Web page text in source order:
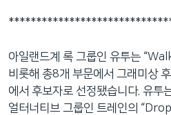
이
션
으
아일랜드계 록 그룹인 유투는
비롯해 총8개 부문에서 그래미상
에서 후보자로 선정됐습니다. 유투
얼터너티브 그룹인 트레인의